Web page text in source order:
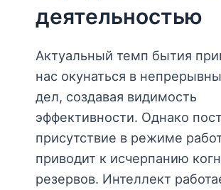
деятельностью
Актуальный темп бытия
нас окунаться в
дел, создавая видимость
эффективности. Однако
присутствие в режиме
приводит к исчерпанию
резервов. Интеллект